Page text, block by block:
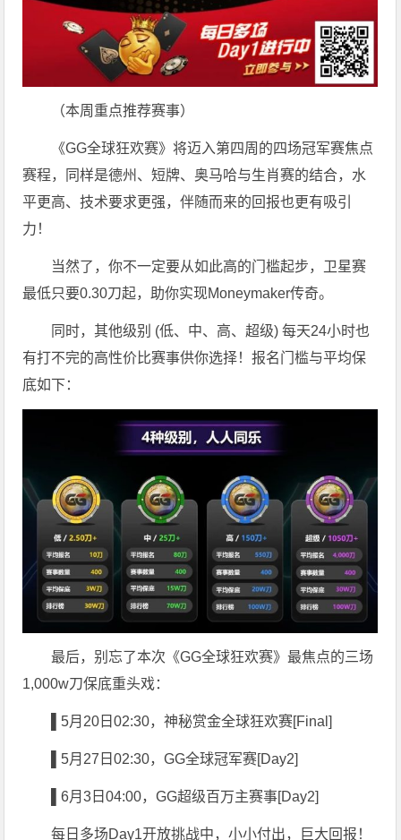
（本周重点推荐赛事）
《GG全球狂欢赛》将迈入第四周的四场冠军赛焦点
赛程，同样是德州、短牌、奥马哈与生肖赛的结合，水
平更高、技术要求更强，伴随而来的回报也更有吸引
力！
当然了，你不一定要从如此高的门槛起步，卫星赛
最低只要0.30刀起，助你实现Moneymaker传奇。
同时，其他级别 (低、中、高、超级) 每天24小时也
有打不完的高性价比赛事供你选择！报名门槛与平均保
底如下：
最后，别忘了本次《GG全球狂欢赛》最焦点的三场
1,000w刀保底重头戏：
▌5月20日02:30，神秘赏金全球狂欢赛[Final]
▌5月27日02:30，GG全球冠军赛[Day2]
▌6月3日04:00，GG超级百万主赛事[Day2]
每日多场Day1开放挑战中，小小付出，巨大回报！